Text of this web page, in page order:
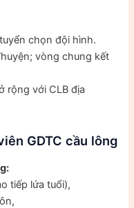
chọn đội hình.
vòng chung kết
rộng với CLB địa
GDTC cầu lông
tiếp lứa tuổi),